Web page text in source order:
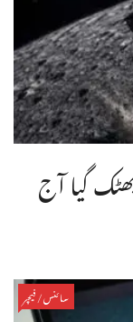
گیا آج
سائنس/فیچر